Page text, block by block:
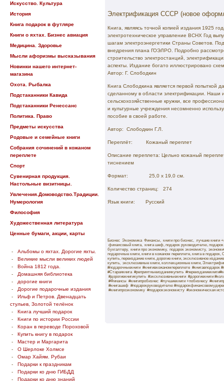
Искусство. Культура
История
Книга подарок в футляре
Книги о яхтах. Бизнес авиация
Медицина. Здоровье
Мысли афоризмы высказывания
Новинки нашего интернет-
магазина
Охота. Рыбалка
Подстаканники Кавида
Подстаканники Ренессанс
Политика. Право
Предметы искусства
Родовые и семейные книги
Собрания сочинений в кожаном
переплете
Спорт
Сувенирная продукция.
Настольные визитницы.
Увлечения.Домоводство.Традиции.
Нумерология
Философия
Художественная литература
Ценные бумаги, акции, карты
- Альбомы о яхтах. Дорогие яхты.
- Великие мысли великих людей
- Война 1812 года.
- Домашняя библиотека
- дорогие книги
- Дорогие подарочные издания
- Ильф и Петров. Двенадцать
стульев, Золотой телёнок
- Книга лучший подарок
- Книги по истории России
- Коран в переводе Пороховой
- Купить книгу в подарок
- Мастер и Маргарита
- О Шерлоке Холмсе
- Омар Хайям. Рубаи
- Подарки к праздникам
- Подарки ко дню ГИБДД
- Подарки ко дню знаний
Электрификация СССР (новое
Книга, являясь точной копией издания 1925
электротехническое управление ВСНХ Год
шагам электроэнергетики Страны Советов.
внедрения плана ГОЭЛРО. Подробно
строительство электростанций,
аспекты. Издание богато иллюстрировано
Автор: Г. Слободкин
Книга Слободкина является первой попыткой
сделанному в области электрификации. Наши
сельскохозяйственные кружки, все
и культурные учреждения несомненно
пособие в своей работе.
Автор: Слободкин Г.Л.
Переплёт: Кожаный переплет
Описание переплета: Цельно кожаный
тиснением
Формат: 25,0 х 19,0 см.
Количество страниц: 274
Язык книги: Русский
Бизнес Экономика Финансы, книги про бизнес, лучшие книги
финансовый книга, книга шеф, подарок руководителю,
бухгалтеру, книги про экономику, подарок экономисту,
подарочные книги, книги в кожаном переплете, книга в подарок,
купить, переиздание книги, дорогие книги, эксклюзивное
купить, эксклюзивные книги, коллекционные книги,
#подарочныекниги #книгивкожаномпереплете #книгавподарок
#Стараякнига #репринтныеизданиякупить #переизданиекниги#
#дорогиекнигикупить #эксклюзивныекниги #дорогиекниги #
#Финансы #книгипробизнес #лучшиекниги +побизнесу
#книгашеф #подарокруководителю
#книгипроэкономику #подарокэкономисту #экономическая